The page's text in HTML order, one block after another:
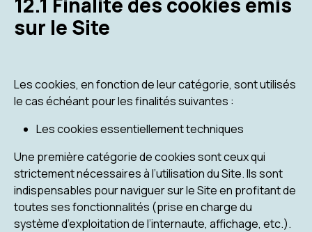
sur le Site
Les cookies, en fonction de leur catégorie, sont utilisés
le cas échéant pour les finalités suivantes :
Les cookies essentiellement techniques
Une première catégorie de cookies sont ceux qui
strictement nécessaires à l’utilisation du Site. Ils sont
indispensables pour naviguer sur le Site en profitant de
toutes ses fonctionnalités (prise en charge du
système d’exploitation de l’internaute, affichage, etc.).